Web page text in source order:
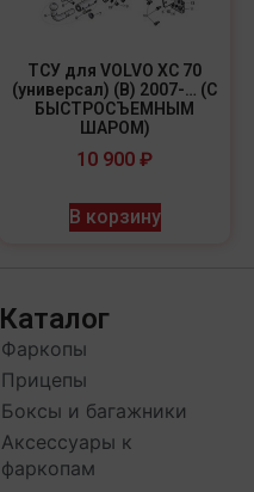
ТСУ для VOLVO XC 70
(универсал) (B) 2007-… (С
БЫСТРОСЪЕМНЫМ
ШАРОМ)
10 900 ₽
В корзину
Каталог
Фаркопы
Прицепы
Боксы и багажники
Аксессуары к
фаркопам